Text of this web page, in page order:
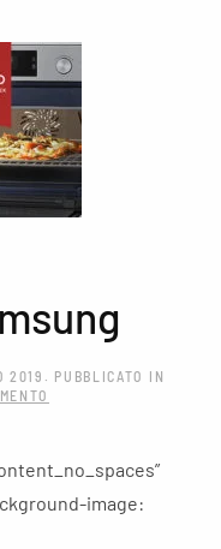
2019 . PUBBLICATO IN
SAMSUNG
image: